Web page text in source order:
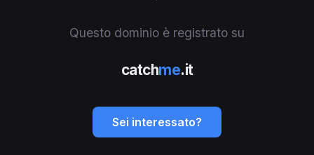
Questo dominio è registrato su
catchme.it
Sei interessato?